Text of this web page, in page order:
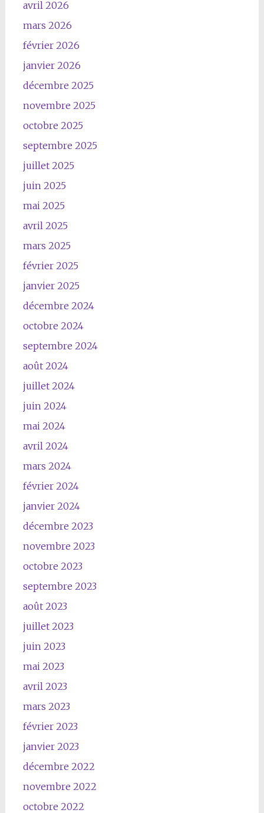
avril 2026
mars 2026
février 2026
janvier 2026
décembre 2025
novembre 2025
octobre 2025
septembre 2025
juillet 2025
juin 2025
mai 2025
avril 2025
mars 2025
février 2025
janvier 2025
décembre 2024
octobre 2024
septembre 2024
août 2024
juillet 2024
juin 2024
mai 2024
avril 2024
mars 2024
février 2024
janvier 2024
décembre 2023
novembre 2023
octobre 2023
septembre 2023
août 2023
juillet 2023
juin 2023
mai 2023
avril 2023
mars 2023
février 2023
janvier 2023
décembre 2022
novembre 2022
octobre 2022